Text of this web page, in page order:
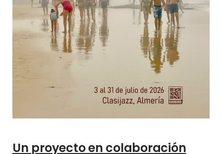
Un proyecto en colaboración